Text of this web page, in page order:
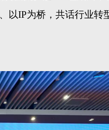
以IP为桥，共话行业转